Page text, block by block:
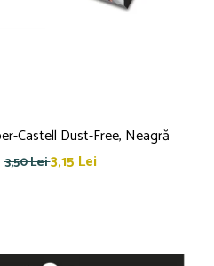
Castell Dust-Free, Neagră
3,50 Lei3,15 Lei